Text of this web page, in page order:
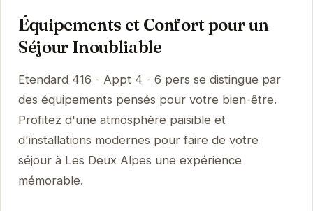
Équipements et Confort pour un
Séjour Inoubliable
Etendard 416 - Appt 4 - 6 pers se distingue par
des équipements pensés pour votre bien-être.
Profitez d'une atmosphère paisible et
d'installations modernes pour faire de votre
séjour à Les Deux Alpes une expérience
mémorable.